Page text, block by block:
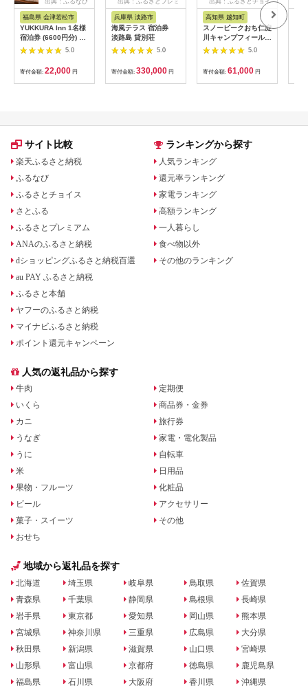
福島県 会津若松市
YUKKURA Inn 1名様
宿泊券 (6600円分) ワ
ーケーションお試しプ
ラン｜東北 福島県 会
津若松市 東山温泉 旅
行 クーポン 利用券
[0800]
5.0
寄付金額: 22,000 円
兵庫県 淡路市
海風テラス 宿泊券
淡路島 貸別荘
5.0
寄付金額: 330,000 円
高知県 越知町
スノーピークおち仁淀
川キャンプフィールド
「住箱-jyubako-」ペ
ア宿泊チケット
5.0
寄付金額: 61,000 円
サイト比較
楽天ふるさと納税
ふるなび
ふるさとチョイス
さとふる
ふるさとプレミアム
ANAのふるさと納税
dショッピングふるさと納税百選
au PAY ふるさと納税
ふるさと本舗
ヤフーのふるさと納税
マイナビふるさと納税
ポイント還元キャンペーン
ランキングから探す
人気ランキング
還元率ランキング
家電ランキング
高額ランキング
一人暮らし
食べ物以外
その他のランキング
人気の返礼品から探す
牛肉
いくら
カニ
うなぎ
うに
米
果物・フルーツ
ビール
菓子・スイーツ
おせち
定期便
商品券・金券
旅行券
家電・電化製品
自転車
日用品
化粧品
アクセサリー
その他
地域から返礼品を探す
北海道
青森県
岩手県
宮城県
秋田県
山形県
福島県
埼玉県
千葉県
東京都
神奈川県
新潟県
富山県
石川県
岐阜県
静岡県
愛知県
三重県
滋賀県
京都府
大阪府
鳥取県
島根県
岡山県
広島県
山口県
徳島県
香川県
佐賀県
長崎県
熊本県
大分県
宮崎県
鹿児島県
沖縄県